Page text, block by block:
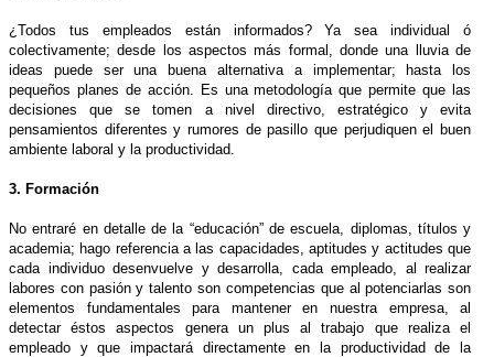
¿Todos tus empleados están informados? Ya sea individual ó
colectivamente; desde los aspectos más formal, donde una lluvia de
ideas puede ser una buena alternativa a implementar; hasta los
pequeños planes de acción. Es una metodología que permite que las
decisiones que se tomen a nivel directivo, estratégico y evita
pensamientos diferentes y rumores de pasillo que perjudiquen el buen
ambiente laboral y la productividad.
3. Formación
No entraré en detalle de la “educación” de escuela, diplomas, títulos y
academia; hago referencia a las capacidades, aptitudes y actitudes que
cada individuo desenvuelve y desarrolla, cada empleado, al realizar
labores con pasión y talento son competencias que al potenciarlas son
elementos fundamentales para mantener en nuestra empresa, al
detectar éstos aspectos genera un plus al trabajo que realiza el
empleado y que impactará directamente en la productividad de la